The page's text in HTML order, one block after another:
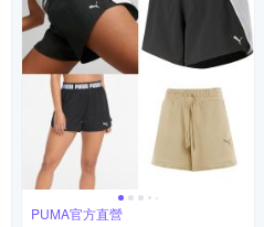
PUMA官方直營